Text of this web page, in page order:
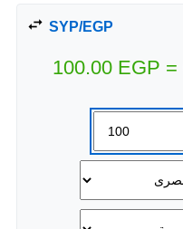
SYP/EGP
100.00 EGP =